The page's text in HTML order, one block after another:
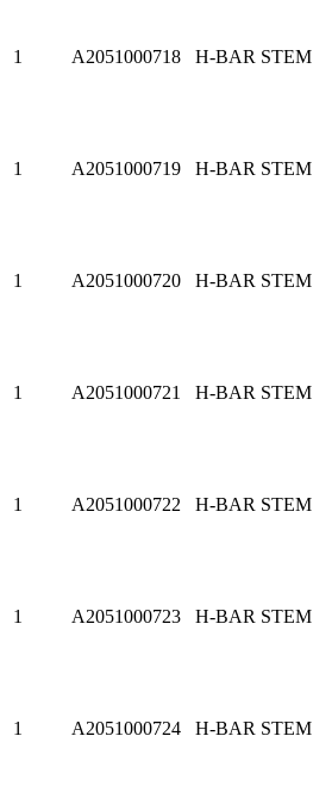
1 A2051000718 H-BAR STEM
1 A2051000719 H-BAR STEM
1 A2051000720 H-BAR STEM
1 A2051000721 H-BAR STEM
1 A2051000722 H-BAR STEM
1 A2051000723 H-BAR STEM
1 A2051000724 H-BAR STEM